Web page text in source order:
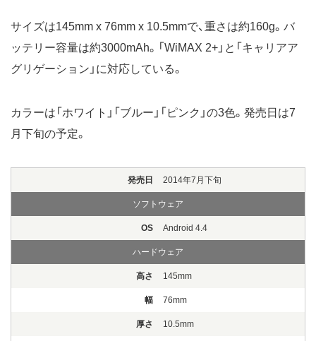
サイズは145mm x 76mm x 10.5mmで、重さは約160g。バ
ッテリー容量は約3000mAh。「WiMAX 2+」と「キャリアア
グリゲーション」に対応している。
カラーは「ホワイト」「ブルー」「ピンク」の3色。発売日は7
月下旬の予定。
発売日 2014年7月下旬
ソフトウェア
OS Android 4.4
ハードウェア
高さ 145mm
幅 76mm
厚さ 10.5mm